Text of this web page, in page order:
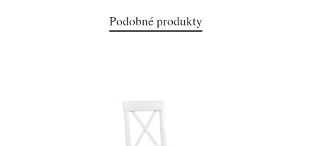
Podobné produkty